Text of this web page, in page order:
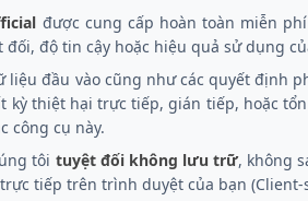
được cung cấp hoàn toàn miễn
độ tin cậy hoặc hiệu quả sử dụng
đầu vào cũng như các quyết định
kỳ thiệt hại trực tiếp, gián tiếp, hoặc
công cụ này.
tôi tuyệt đối không lưu trữ, không
tiếp trên trình duyệt của bạn (Client-